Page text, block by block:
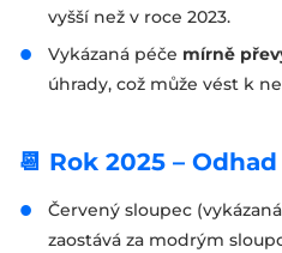
vyšší než v roce 2023.
Vykázaná péče mírně
úhrady, což může vést k
📆 Rok 2025 – Odhad
Červený sloupec
zaostává za modrým